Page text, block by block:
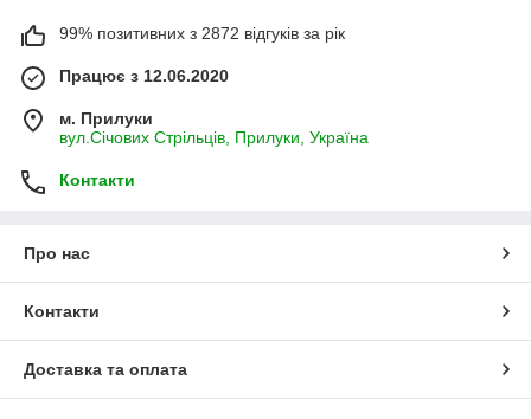
99% позитивних з 2872 відгуків за рік
Працює з 12.06.2020
м. Прилуки
вул.Січових Стрільців, Прилуки, Україна
Контакти
Про нас
Контакти
Доставка та оплата